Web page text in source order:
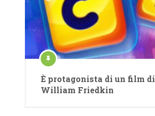
È protagonista di un film di
William Friedkin